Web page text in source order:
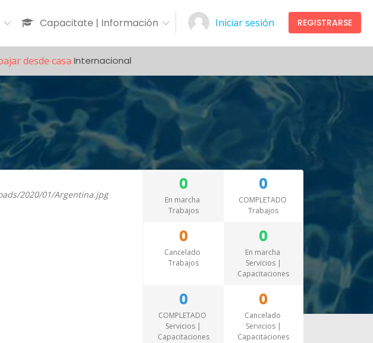
Capacitate | Información Iniciar sesión REGISTRARSE
Internacional
0
En marcha
Trabajos
0
COMPLETADO
Trabajos
0
Cancelado
Trabajos
0
En marcha
Servicios |
Capacitaciones
0
COMPLETADO
Servicios |
Capacitaciones
0
Cancelado
Servicios |
Capacitaciones